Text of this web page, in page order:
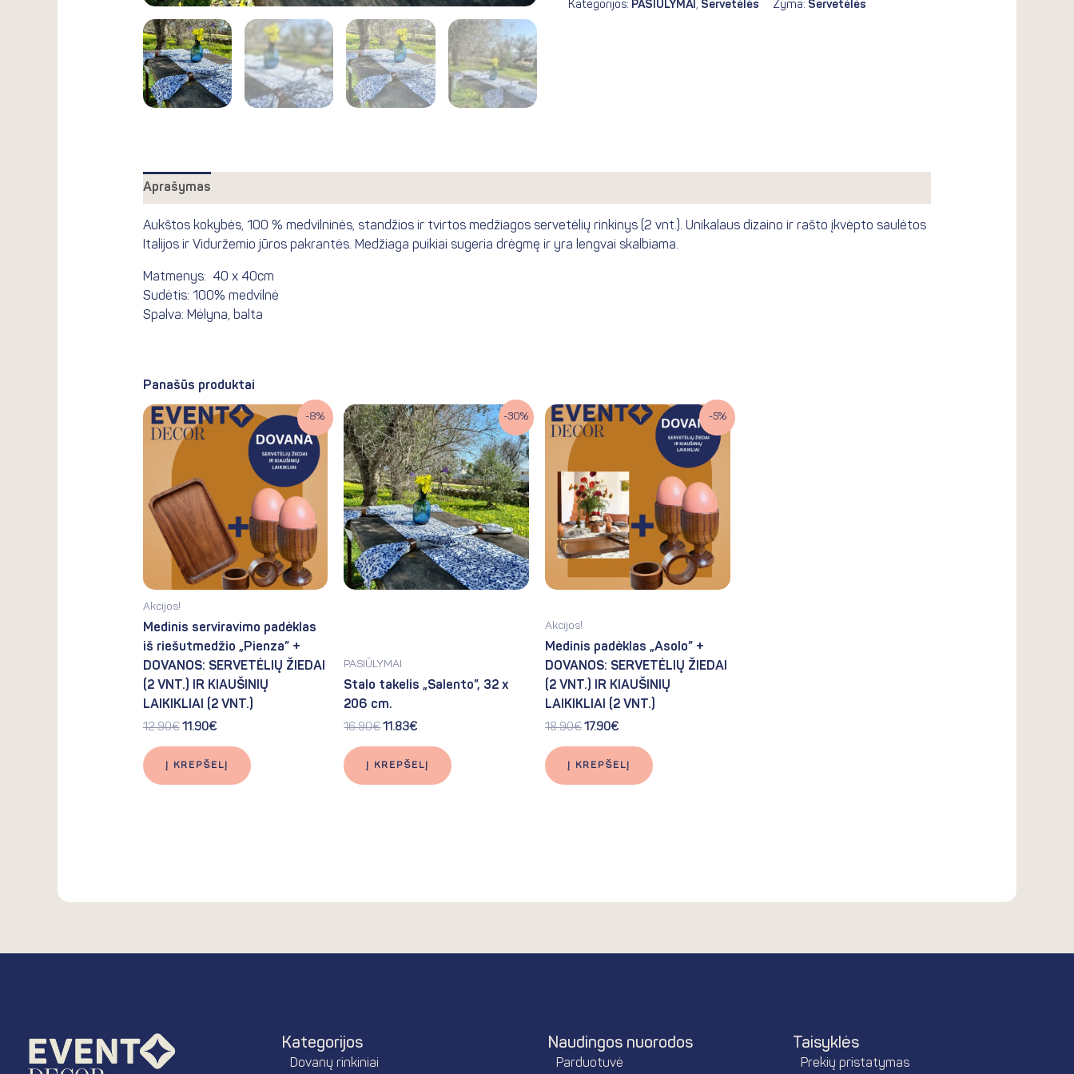
Kategorijos: PASIŪLYMAI , Servetėlės Žyma: Servetėlės
Aprašymas
Aukštos kokybės, 100 % medvilninės, standžios ir tvirtos medžiagos servetėlių rinkinys (2 vnt.). Unikalaus dizaino ir rašto įkvėpto saulėtos
Italijos ir Viduržemio jūros pakrantės. Medžiaga puikiai sugeria drėgmę ir yra lengvai skalbiama.
Matmenys: 40 x 40cm
Sudėtis: 100% medvilnė
Spalva: Mėlyna, balta
Panašūs produktai
-8%
Akcijos!
Medinis serviravimo padėklas
iš riešutmedžio „Pienza” +
DOVANOS: SERVETĖLIŲ ŽIEDAI
(2 VNT.) IR KIAUŠINIŲ
LAIKIKLIAI (2 VNT.)
12.90€
Original
price
was:
11.90€
Current
price
11.90€.
Į KREPŠELĮ
-30%
PASIŪLYMAI
Stalo takelis „Salento”, 32 x
206 cm.
16.90€
Original
price
was:
16.90€.
11.83€
Current
price
is:
11.83€.
Į KREPŠELĮ
-5%
Akcijos!
Medinis padėklas „Asolo” +
DOVANOS: SERVETĖLIŲ ŽIEDAI
(2 VNT.) IR KIAUŠINIŲ
LAIKIKLIAI (2 VNT.)
18.90€
Original
price
was:
17.90€
Current
price
Į KREPŠELĮ
Kategorijos
Dovanų rinkiniai
Naudingos nuorodos
Parduotuvė
Taisyklės
Prekių pristatymas